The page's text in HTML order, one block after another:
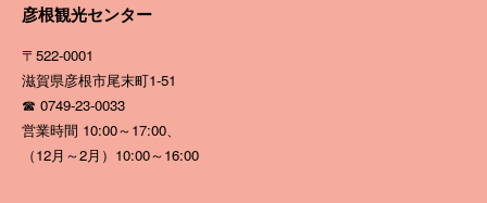
彦根観光センター
〒522-0001
滋賀県彦根市尾末町1-51
☎ 0749-23-0033
営業時間 10:00～17:00、
（12月～2月）10:00～16:00